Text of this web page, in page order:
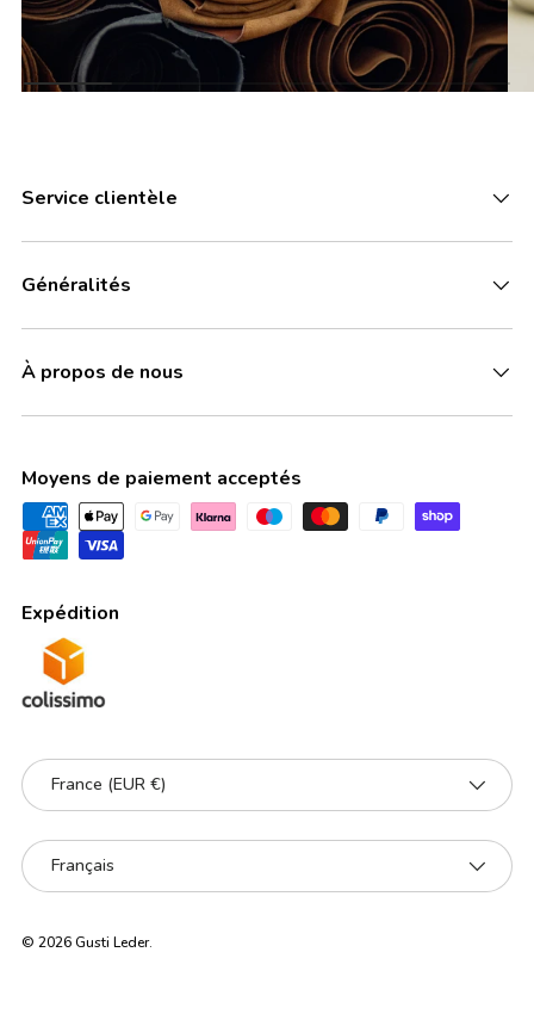
Service clientèle
Généralités
À propos de nous
Moyens de paiement acceptés
Expédition
Pays
France (EUR €)
Langue
Français
© 2026Gusti Leder.